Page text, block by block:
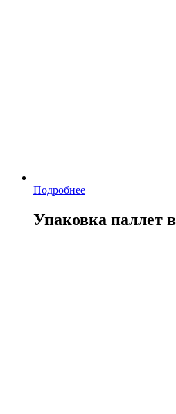
Подробнее
Упаковка паллет